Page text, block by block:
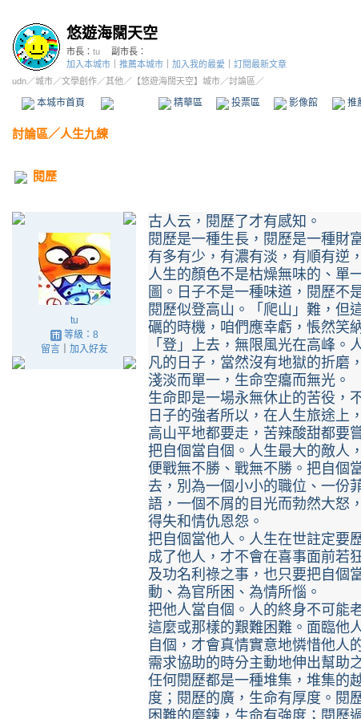
悠遊海闊天空
市長： tu
副市長：
加入本城市
推薦本城市 加入我的最愛
訂閱最新文章
udn／城市／文學創作／其他 ／ 【悠遊海闊天空】城市／討論區／
本城市首頁 精華區 投票區 影像館 推
討論區／人生九練
閱歷
tu
等級：8
留言｜ 加入好友
古人云，閱歷了才有感知。
閱歷是一種生長，閱歷是一種財
有多有少，有濃有淡，有順有逆
人生的顏色不是枯燥無味的、單
圖。日子不是一種味道，閱歷不
閱歷似登高山。「爬山」難，但
礪的時機，咱們應幸虧，悵然笑
「登」上去，無限風光在高峰
凡的日子，當然沒有地獄的折磨
淺淡而單一，生命空癟而無光。
生命即是一場永無休止的苦役，
日子的強者所以，在人生旅途上
高山平地都要走，苦辣酸甜都要
把自個當自個。人生最大的敵人
便戰無不勝、戰無不勝。把自個
去，別為一個小小的職位、一份
語，一個不屑的目光而勃然大怒
得失和情仇恩怨。
把自個當他人。人生在世註定要
成了他人，才不會在喜事面前若
及功名利祿之事，也只要把自個
動、為官所困、為情所惱。
把他人當自個。人的終身不可能
這麼或那樣的艱難困難。面臨他
自個，才會真情實意地憐惜他人
需求協助的時分主動地伸出幫助
任何閱歷都是一種堆集，堆集的
度；閱歷的廣，生命有厚度。閱
困難的磨鍊，生命有強度；閱歷